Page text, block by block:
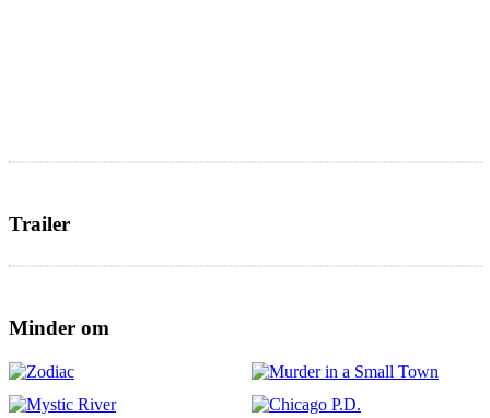
Trailer
Minder om